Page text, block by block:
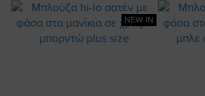
NEW IN